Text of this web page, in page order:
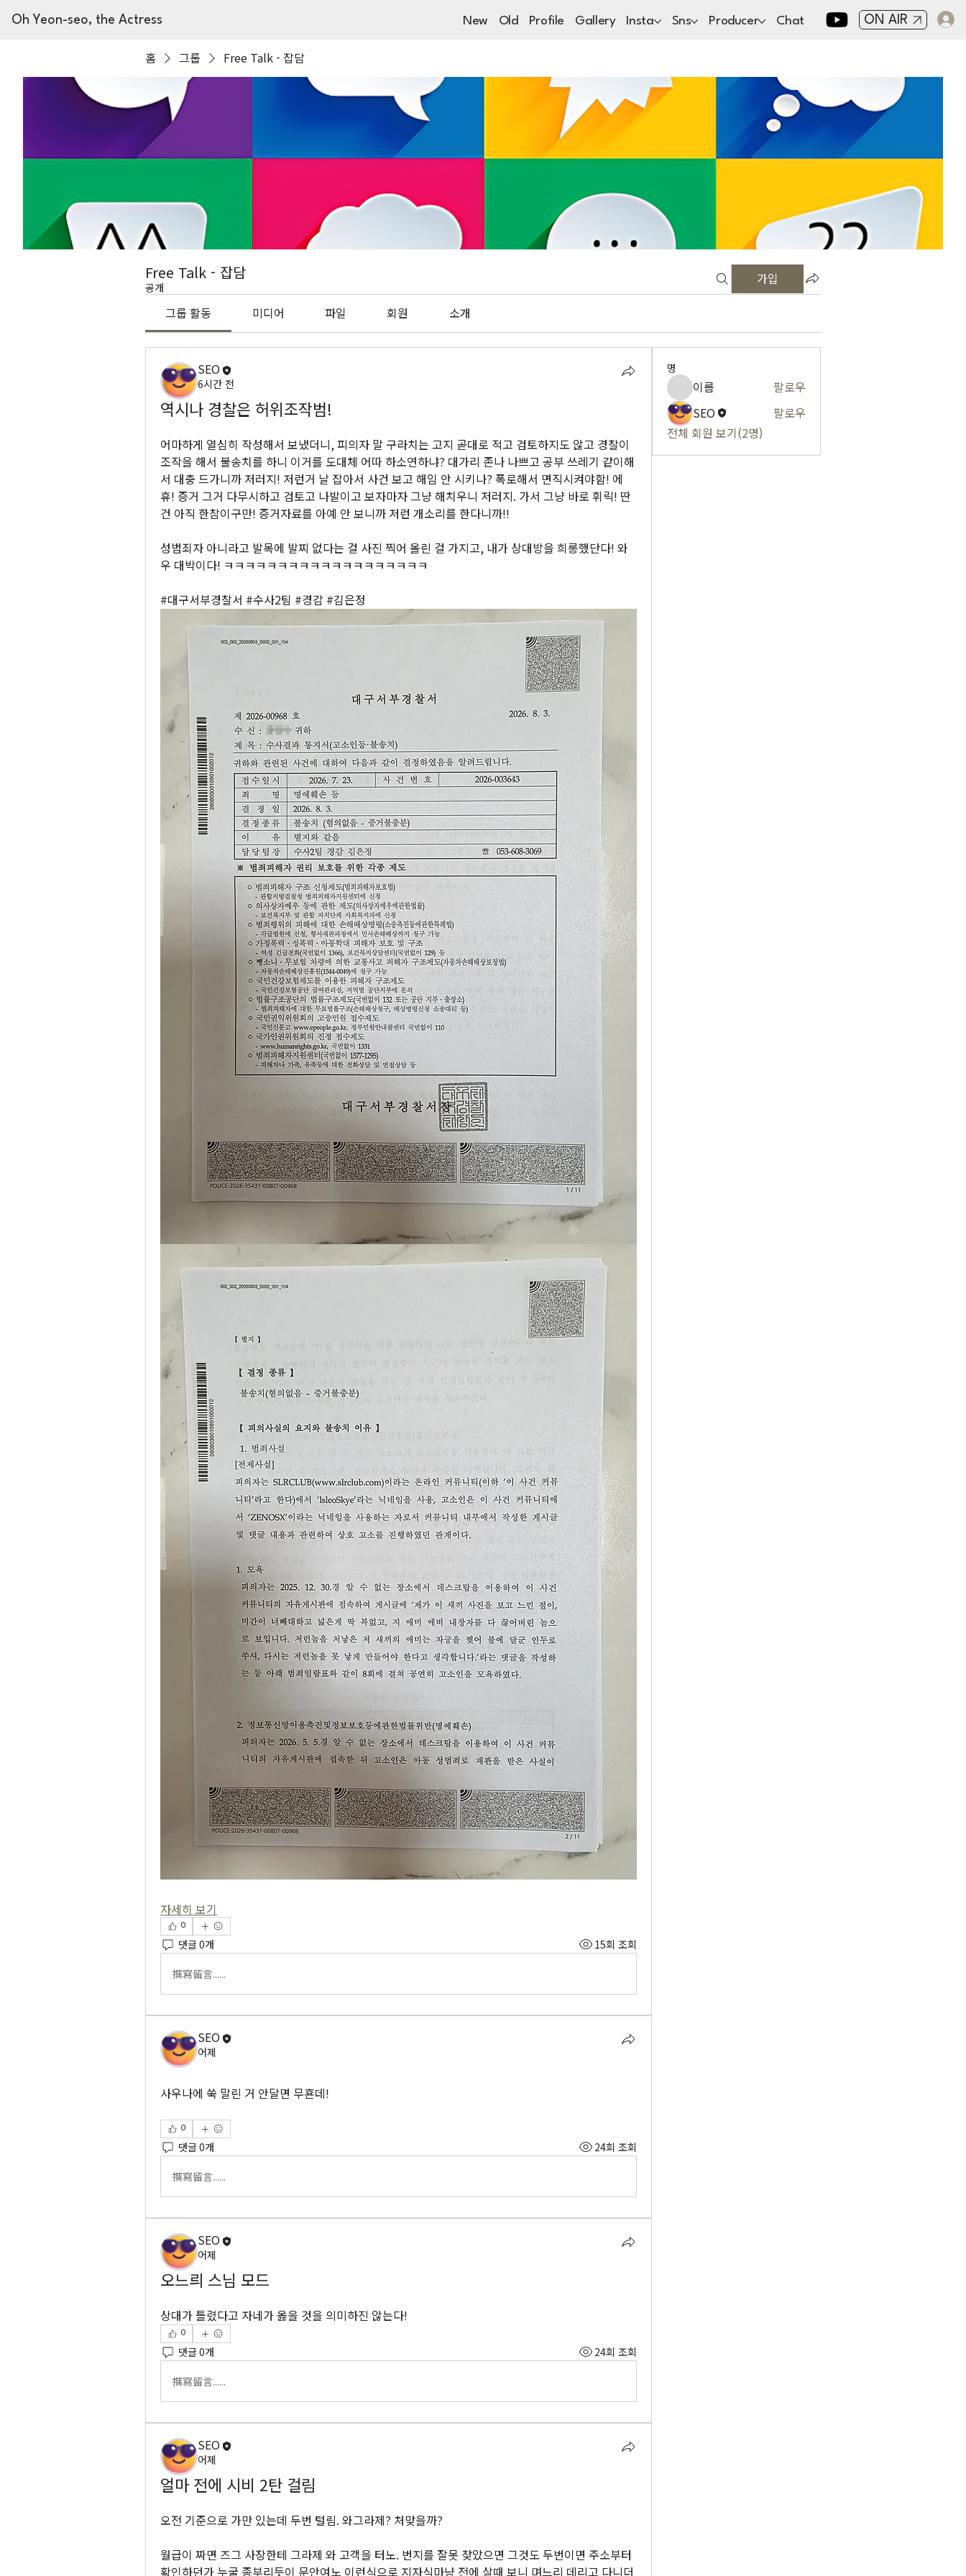
Oh Yeon-seo, the Actress New Old Profile Gallery Insta Sns Producer Chat ON AIR
홈 그룹 Free Talk - 잡담
Free Talk - 잡담
공개
가입
그룹 활동 미디어 파일 회원 소개
SEO
6시간 전
역시나 경찰은 허위조작범!
어마하게 열심히 작성해서 보냈더니, 피의자 말 구라치는 고지 곧대로 적고 검토하지도 않고 경찰이
조작을 해서 불송치를 하니 이거를 도대체 어따 하소연하냐? 대가리 존나 나쁘고 공부 쓰레기 같이해
서 대충 드가니까 저러지! 저런거 날 잡아서 사건 보고 해임 안 시키나? 폭로해서 면직시켜야함! 에
휴! 증거 그거 다무시하고 검토고 나발이고 보자마자 그냥 해치우니 저러지. 가서 그냥 바로 휘릭! 딴
건 아직 한참이구만! 증거자료를 아예 안 보니까 저런 개소리를 한다니까!!
성범죄자 아니라고 발목에 발찌 없다는 걸 사진 찍어 올린 걸 가지고, 내가 상대방을 희롱했단다! 와
우 대박이다! ㅋㅋㅋㅋㅋㅋㅋㅋㅋㅋㅋㅋㅋㅋㅋㅋㅋㅋㅋ
#대구서부경찰서 #수사2팀 #경감 #김은정
자세히 보기
0
댓글 0개 15회 조회
撰寫留言......
SEO
어제
사우나에 쑥 말린 거 안달면 무횬데!
0
댓글 0개 24회 조회
撰寫留言......
SEO
어제
오느릐 스님 모드
상대가 틀렸다고 자네가 옳을 것을 의미하진 않는다!
0
댓글 0개 24회 조회
撰寫留言......
SEO
어제
얼마 전에 시비 2탄 걸림
오전 기준으로 가만 있는데 두번 털림. 와그라제? 처맞을까?
월급이 짜면 즈그 사장한테 그라제 와 고객을 터노. 번지를 잘못 찾았으면 그것도 두번이면 주소부터
확인하던가 누굴 종부리듯이 문안여노 이런식으로 지자식마냥 전에 살때 보니 며느리 데리고 다니더
명
이름
팔로우
SEO
팔로우
전체 회원 보기(2명)